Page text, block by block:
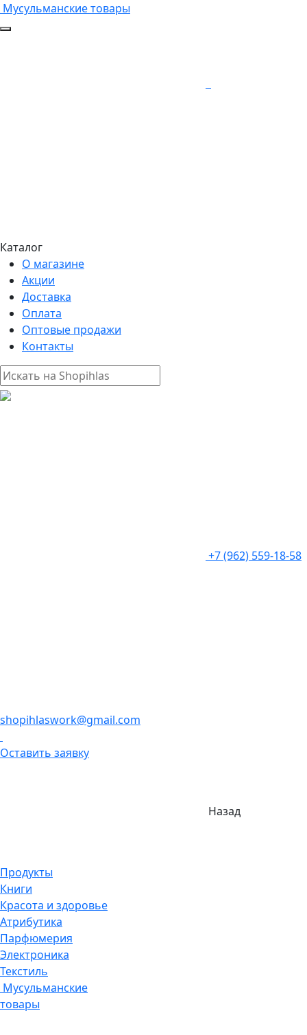
Мусульманские товары
Каталог
О магазине
Акции
Доставка
Оплата
Оптовые продажи
Контакты
+7 (962) 559-18-58
shopihlaswork@gmail.com
Оставить заявку
Назад
Продукты
Книги
Красота и здоровье
Атрибутика
Парфюмерия
Электроника
Текстиль
Мусульманские
товары